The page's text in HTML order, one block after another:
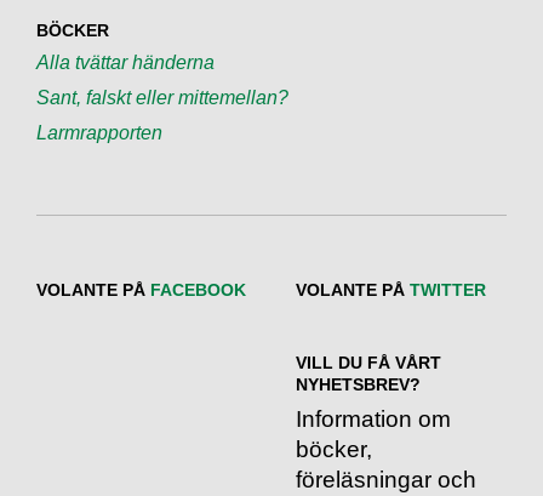
BÖCKER
Alla tvättar händerna
Sant, falskt eller mittemellan?
Larmrapporten
VOLANTE PÅ FACEBOOK VOLANTE PÅ TWITTER
VILL DU FÅ VÅRT
NYHETSBREV?
Information om
böcker,
föreläsningar och